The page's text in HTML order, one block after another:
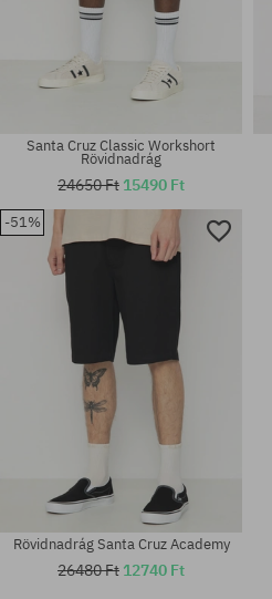
Elérhető méretek:
S; M; L; XL; XXL
Santa Cruz Classic Workshort
Rövidnadrág
24650 Ft 15490 Ft
-51%
Rövidnadrág Santa Cruz Academy
26480 Ft 12740 Ft